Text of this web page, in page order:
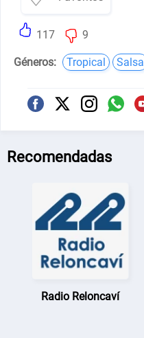
117 9
Géneros: Tropical Salsa
Recomendadas
Radio Reloncaví